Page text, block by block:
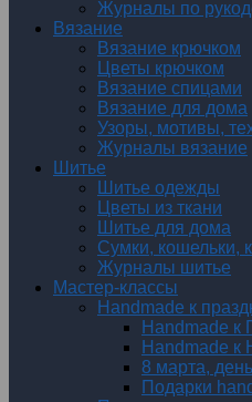
Журналы по
Вязание
Вязание крючком
Цветы крючком
Вязание спицами
Вязание для дома
Узоры, мотивы,
Журналы вязание
Шитье
Шитье одежды
Цветы из ткани
Шитье для дома
Сумки, кошельки,
Журналы шитье
Мастер-классы
Handmade к
Handmade к
Handmade к
8 марта,
Подарки